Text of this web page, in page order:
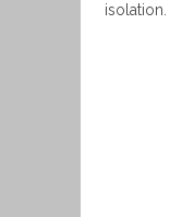
isolation.